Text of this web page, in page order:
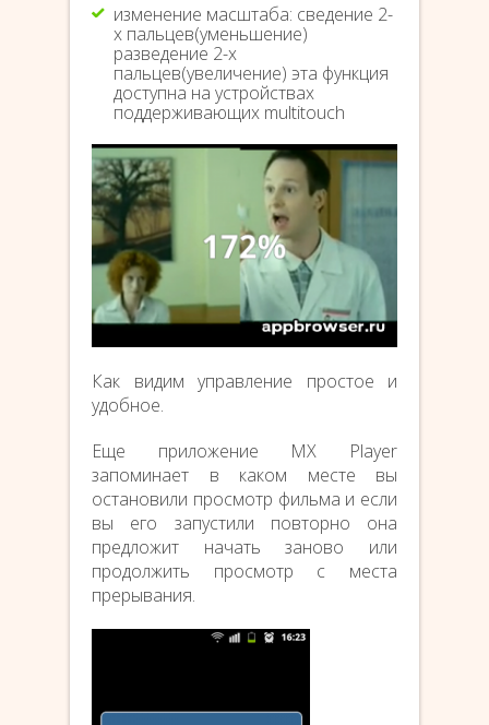
изменение масштаба: сведение 2-
х пальцев(уменьшение)
разведение 2-х
пальцев(увеличение) эта функция
доступна на устройствах
поддерживающих multitouch
Как видим управление простое и
удобное.
Еще приложение MX Player
запоминает в каком месте вы
остановили просмотр фильма и если
вы его запустили повторно она
предложит начать заново или
продолжить просмотр с места
прерывания.